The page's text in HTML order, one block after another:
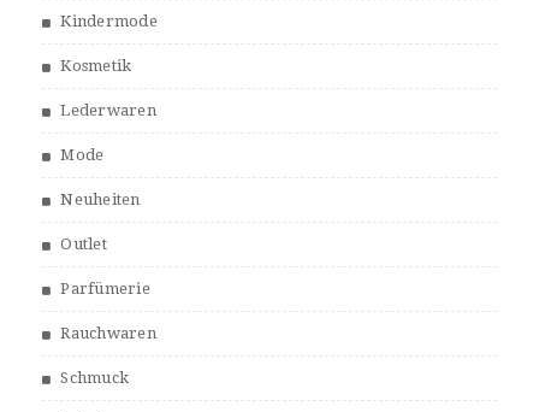
Kindermode
Kosmetik
Lederwaren
Mode
Neuheiten
Outlet
Parfümerie
Rauchwaren
Schmuck